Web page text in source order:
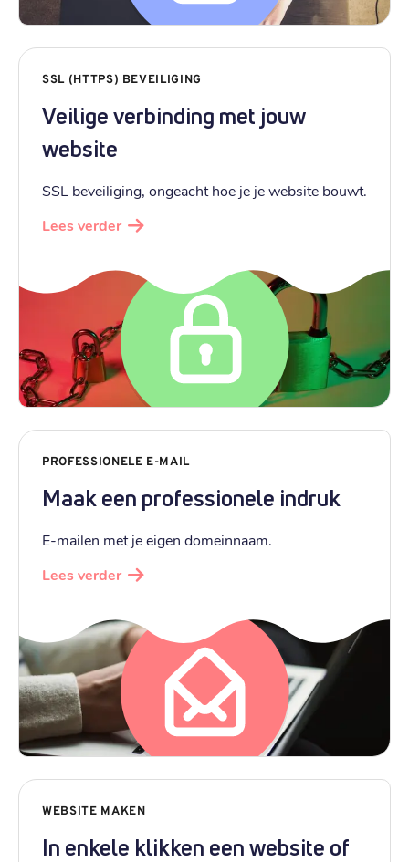
SSL (HTTPS) BEVEILIGING
Veilige verbinding met jouw
website
SSL beveiliging, ongeacht hoe je je website bouwt.
Lees verder
PROFESSIONELE E-MAIL
Maak een professionele indruk
E-mailen met je eigen domeinnaam.
Lees verder
WEBSITE MAKEN
In enkele klikken een website of